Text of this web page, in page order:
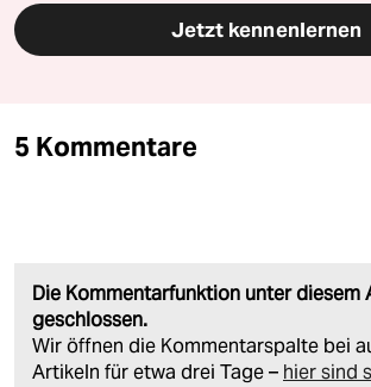
Jetzt kennenlernen
5 Kommentare
Die Kommentarfunktion unter diesem
geschlossen.
Wir öffnen die Kommentarspalte bei
Artikeln für etwa drei Tage – hier sind